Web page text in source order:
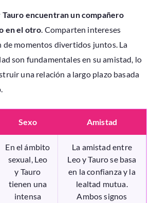
encuentran un compañero
en el otro. Comparten intereses
de momentos divertidos juntos. La
son fundamentales en su amistad, lo
una relación a largo plazo basada
Sexo Amistad
En el ámbito
sexual, Leo
y Tauro
tienen una
intensa
La amistad entre
Leo y Tauro se basa
en la confianza y la
lealtad mutua.
Ambos signos